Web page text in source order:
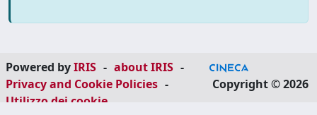
Powered byIRIS - about IRIS -
Privacy and Cookie Policies -
Utilizzo dei cookie
Copyright © 2026